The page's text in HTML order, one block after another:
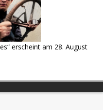
erscheint am 28. August